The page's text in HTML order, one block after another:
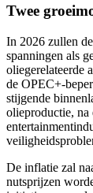
Twee
In 2026 zullen
spanningen als
oliegerelateerde
de OPEC+-
stijgende
olieproductie, na
De inflatie zal
nutsprijzen